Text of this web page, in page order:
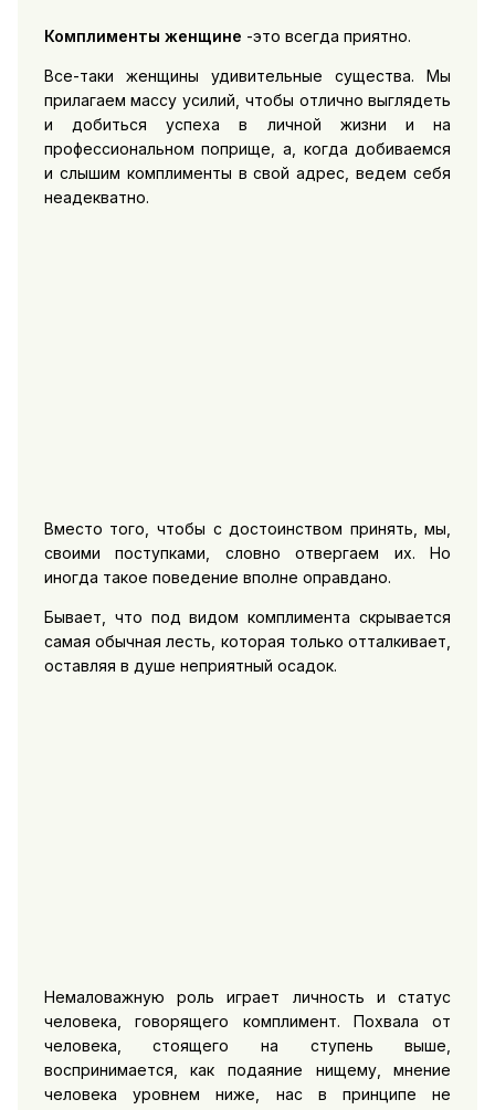
Комплименты женщине -это всегда приятно.
Все-таки женщины удивительные существа. Мы
прилагаем массу усилий, чтобы отлично выглядеть
и добиться успеха в личной жизни и на
профессиональном поприще, а, когда добиваемся
и слышим комплименты в свой адрес, ведем себя
неадекватно.
Вместо того, чтобы с достоинством принять, мы,
своими поступками, словно отвергаем их. Но
иногда такое поведение вполне оправдано.
Бывает, что под видом комплимента скрывается
самая обычная лесть, которая только отталкивает,
оставляя в душе неприятный осадок.
Немаловажную роль играет личность и статус
человека, говорящего комплимент. Похвала от
человека, стоящего на ступень выше,
воспринимается, как подаяние нищему, мнение
человека уровнем ниже, нас в принципе не